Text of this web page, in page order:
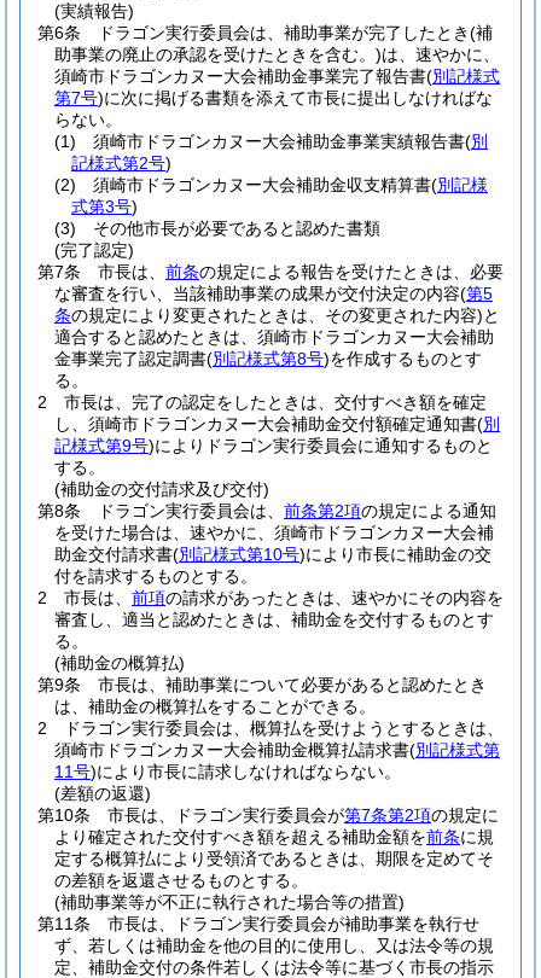
(実績報告)
第6条
ドラゴン実行委員会は、補助事業が完了したとき(補
助事業の廃止の承認を受けたときを含む。)は、速やかに、
須崎市ドラゴンカヌー大会補助金事業完了報告書(別記様式
第7号)に次に掲げる書類を添えて市長に提出しなければな
らない。
(1)
須崎市ドラゴンカヌー大会補助金事業実績報告書(別
記様式第2号)
(2)
須崎市ドラゴンカヌー大会補助金収支精算書(別記様
式第3号)
(3)
その他市長が必要であると認めた書類
(完了認定)
第7条
市長は、 前条の規定による報告を受けたときは、必要
な審査を行い、当該補助事業の成果が交付決定の内容(第5
条の規定により変更されたときは、その変更された内容)と
適合すると認めたときは、須崎市ドラゴンカヌー大会補助
金事業完了認定調書(別記様式第8号)を作成するものとす
る。
2
市長は、完了の認定をしたときは、交付すべき額を確定
し、須崎市ドラゴンカヌー大会補助金交付額確定通知書(別
記様式第9号)によりドラゴン実行委員会に通知するものと
する。
(補助金の交付請求及び交付)
第8条
ドラゴン実行委員会は、 前条第2項の規定による通知
を受けた場合は、速やかに、須崎市ドラゴンカヌー大会補
助金交付請求書(別記様式第10号)により市長に補助金の交
付を請求するものとする。
2
市長は、 前項の請求があったときは、速やかにその内容を
審査し、適当と認めたときは、補助金を交付するものとす
る。
(補助金の概算払)
第9条
市長は、補助事業について必要があると認めたとき
は、補助金の概算払をすることができる。
2
ドラゴン実行委員会は、概算払を受けようとするときは、
須崎市ドラゴンカヌー大会補助金概算払請求書(別記様式第
11号)により市長に請求しなければならない。
(差額の返還)
第10条
市長は、ドラゴン実行委員会が第7条第2項の規定に
より確定された交付すべき額を超える補助金額を前条に規
定する概算払により受領済であるときは、期限を定めてそ
の差額を返還させるものとする。
(補助事業等が不正に執行された場合等の措置)
第11条
市長は、ドラゴン実行委員会が補助事業を執行せ
ず、若しくは補助金を他の目的に使用し、又は法令等の規
定、補助金交付の条件若しくは法令等に基づく市長の指示